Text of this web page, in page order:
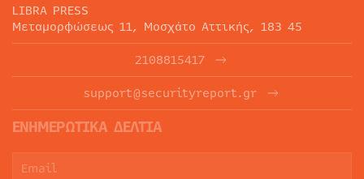
LIBRA PRESS
Μεταμορφώσεως 11, Μοσχάτο Αττικής, 183 45
2108815417
support@securityreport.gr
ΕΝΗΜΕΡΩΤΙΚΑ ΔΕΛΤΙΑ